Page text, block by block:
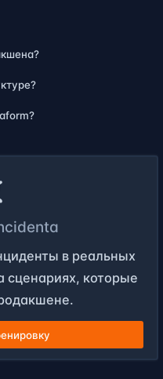
в реальных
сценариях, которые